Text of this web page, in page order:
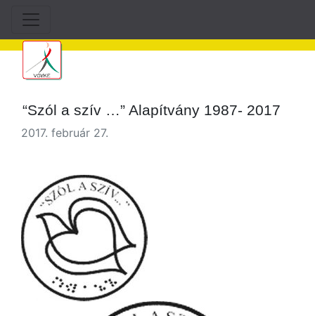
“Szól a szív …” Alapítvány 1987- 2017
2017. február 27.